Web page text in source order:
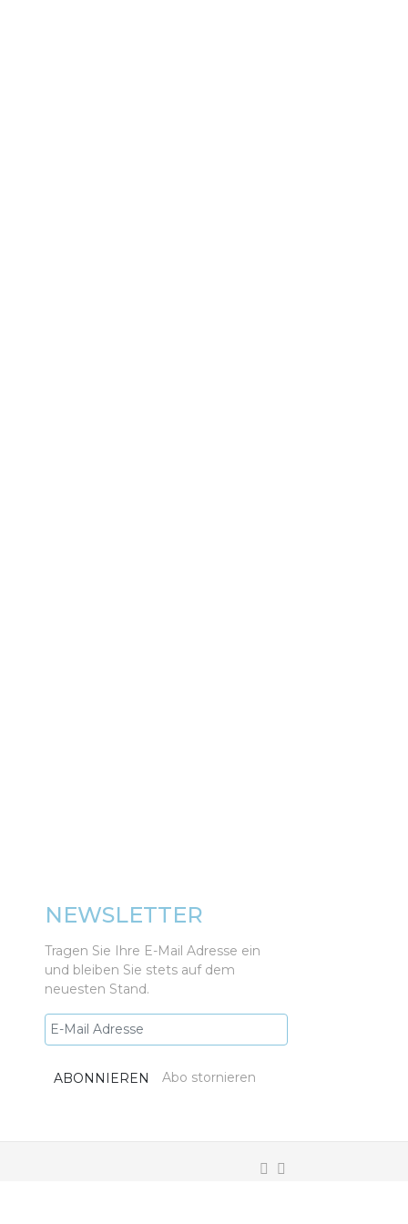
NEWSLETTER
Tragen Sie Ihre E-Mail Adresse ein
und bleiben Sie stets auf dem
neuesten Stand.
Abo stornieren